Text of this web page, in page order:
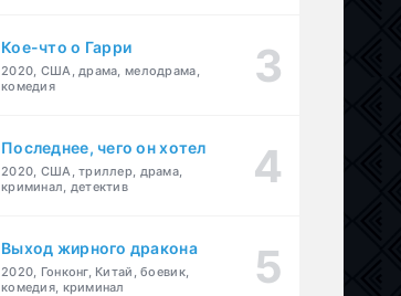
Кое-что о Гарри
2020, США, драма, мелодрама,
комедия
Последнее, чего он хотел
2020, США, триллер, драма,
криминал, детектив
Выход жирного дракона
2020, Гонконг, Китай, боевик,
комедия, криминал